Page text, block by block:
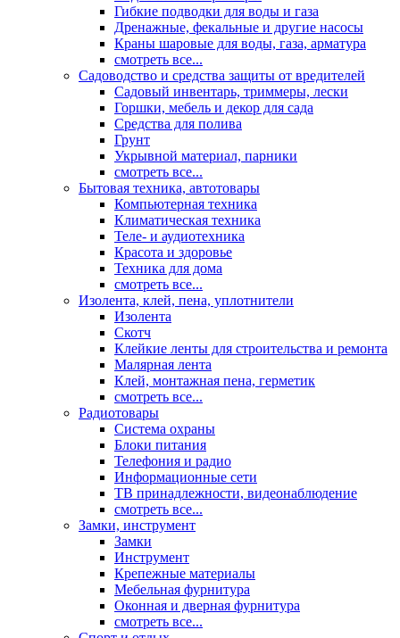
Гибкие подводки для воды и газа
Дренажные, фекальные и другие насосы
Краны шаровые для воды, газа, арматура
смотреть все...
Садоводство и средства защиты от вредителей
Садовый инвентарь, триммеры, лески
Горшки, мебель и декор для сада
Средства для полива
Грунт
Укрывной материал, парники
смотреть все...
Бытовая техника, автотовары
Компьютерная техника
Климатическая техника
Теле- и аудиотехника
Красота и здоровье
Техника для дома
смотреть все...
Изолента, клей, пена, уплотнители
Изолента
Скотч
Клейкие ленты для строительства и ремонта
Малярная лента
Клей, монтажная пена, герметик
смотреть все...
Радиотовары
Система охраны
Блоки питания
Телефония и радио
Информационные сети
ТВ принадлежности, видеонаблюдение
смотреть все...
Замки, инструмент
Замки
Инструмент
Крепежные материалы
Мебельная фурнитура
Оконная и дверная фурнитура
смотреть все...